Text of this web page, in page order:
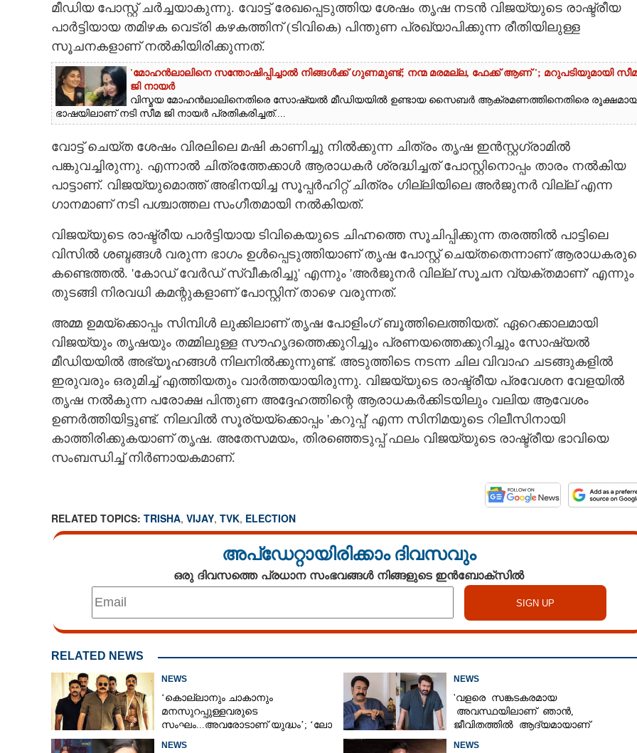
LITERATURE
CONTACT US
മീഡിയ പോസ്റ്റ് ചർച്ചയാകുന്നു. വോട്ട് രേഖപ്പെടുത്തിയ ശേഷം തൃഷ നടൻ വിജയ്‌‌യുടെ രാഷ്ട്രീയ
പാർട്ടിയായ തമിഴക വെട്രി കഴകത്തിന് (ടിവികെ) പിന്തുണ പ്രഖ്യാപിക്കുന്ന രീതിയിലുള്ള
സൂചനകളാണ് നൽകിയിരിക്കുന്നത്.
'മോഹൻലാലിനെ സന്തോഷിപ്പിച്ചാൽ നിങ്ങൾക്ക് ഗുണമുണ്ട്; നന്മ മരമല്ല, ഫേക്ക് ആണ് '; മറുപടിയുമായി സീമ
ജി നായർ
വിസ്മയ മോഹൻലാലിനെതിരെ സോഷ്യൽ മീഡിയയിൽ ഉണ്ടായ സൈബർ ആക്രമണത്തിനെതിരെ
ഭാഷയിലാണ് നടി സീമ ജി നായർ പ്രതികരിച്ചത്....
വോട്ട് ചെയ്ത ശേഷം വിരലിലെ മഷി കാണിച്ചു നിൽക്കുന്ന ചിത്രം തൃഷ ഇൻസ്റ്റഗ്രാമിൽ
പങ്കുവച്ചിരുന്നു. എന്നാൽ ചിത്രത്തേക്കാൾ ആരാധകർ ശ്രദ്ധിച്ചത് പോസ്റ്റിനൊപ്പം താരം നൽകിയ
പാട്ടാണ്. വിജയ്‌യുമൊത്ത് അഭിനയിച്ച സൂപ്പർഹിറ്റ് ചിത്രം ഗില്ലിയിലെ അർജുനർ വില്ല് എന്ന
ഗാനമാണ് നടി പശ്ചാത്തല സംഗീതമായി നൽകിയത്.
വിജയ്‌യുടെ രാഷ്ട്രീയ പാർട്ടിയായ ടിവികെയുടെ ചിഹ്നത്തെ സൂചിപ്പിക്കുന്ന തരത്തിൽ പാട്ടിലെ
വിസിൽ ശബ്ദങ്ങൾ വരുന്ന ഭാഗം ഉൾപ്പെടുത്തിയാണ് തൃഷ പോസ്റ്റ് ചെയ്തതെന്നാണ്
കണ്ടെത്തൽ. 'കോഡ് വേർഡ് സ്വീകരിച്ചു' എന്നും 'അർജുനർ വില്ല് സൂചന വ്യക്തമാണ്' എന്നും
തുടങ്ങി നിരവധി കമന്റുകളാണ് പോസ്റ്റിന് താഴെ വരുന്നത്.
അമ്മ ഉമയ്‌ക്കൊപ്പം സിമ്പിൾ ലുക്കിലാണ് തൃഷ പോളിംഗ് ബൂത്തിലെത്തിയത്. ഏറെക്കാലമായി
വിജയ്‌യും തൃഷയും തമ്മിലുള്ള സൗഹൃദത്തെക്കുറിച്ചും പ്രണയത്തെക്കുറിച്ചും സോഷ്യൽ
മീഡിയയിൽ അഭ്യൂഹങ്ങൾ നിലനിൽക്കുന്നുണ്ട്. അടുത്തിടെ നടന്ന ചില വിവാഹ ചടങ്ങുകളിൽ
ഇരുവരും ഒരുമിച്ച് എത്തിയതും വാർത്തയായിരുന്നു. വിജയ്‌‌യുടെ രാഷ്ട്രീയ പ്രവേശന വേളയിൽ
തൃഷ നൽകുന്ന പരോക്ഷ പിന്തുണ അദ്ദേഹത്തിന്റെ ആരാധകർക്കിടയിലും വലിയ ആവേശം
ഉണർത്തിയിട്ടുണ്ട്. നിലവിൽ സൂര്യയ്‌ക്കൊപ്പം 'കറുപ്പ്' എന്ന സിനിമയുടെ റിലീസിനായി
കാത്തിരിക്കുകയാണ് തൃഷ. അതേസമയം, തിരഞ്ഞെടുപ്പ് ഫലം വിജയ്‌യുടെ രാഷ്ട്രീയ ഭാവിയെ
സംബന്ധിച്ച് നിർണായകമാണ്.
RELATED TOPICS: TRISHA, VIJAY, TVK, ELECTION
അപ്ഡേറ്റായിരിക്കാം ദിവസവും
ഒരു ദിവസത്തെ പ്രധാന സംഭവങ്ങൾ നിങ്ങളുടെ ഇൻബോക്സിൽ
RELATED NEWS
NEWS
‘കൊല്ലാനും ചാകാനും
മനസുറപ്പുള്ളവരുടെ
സംഘം...അവരോടാണ് യുദ്ധം’; ‘ലോ
NEWS
'വളരെ സങ്കടകരമായ
അവസ്ഥയിലാണ് ഞാൻ,
ജീവിതത്തിൽ ആദ്യമായാണ്
NEWS NEWS
പോളിംഗ് ബൂത്തിൽ തൃഷ; വോട്ട്
താരം,​ തരംഗമായി ബിജിഎം
Share this link